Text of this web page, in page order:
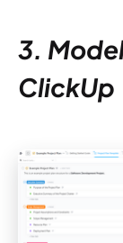
3.
ClickUp